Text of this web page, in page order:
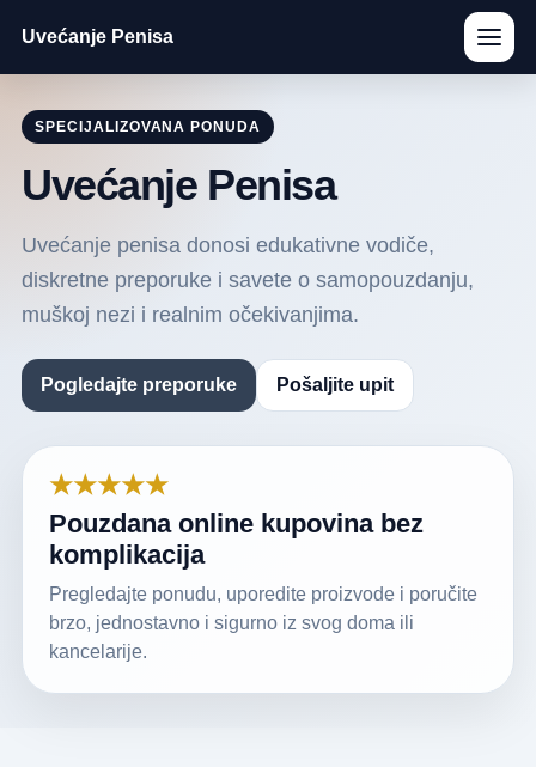
Uvećanje Penisa
SPECIJALIZOVANA PONUDA
Uvećanje Penisa
Uvećanje penisa donosi edukativne vodiče,
diskretne preporuke i savete o samopouzdanju,
muškoj nezi i realnim očekivanjima.
Pogledajte preporuke Pošaljite upit
★★★★★
Pouzdana online kupovina bez
komplikacija
Pregledajte ponudu, uporedite proizvode i poručite
brzo, jednostavno i sigurno iz svog doma ili
kancelarije.